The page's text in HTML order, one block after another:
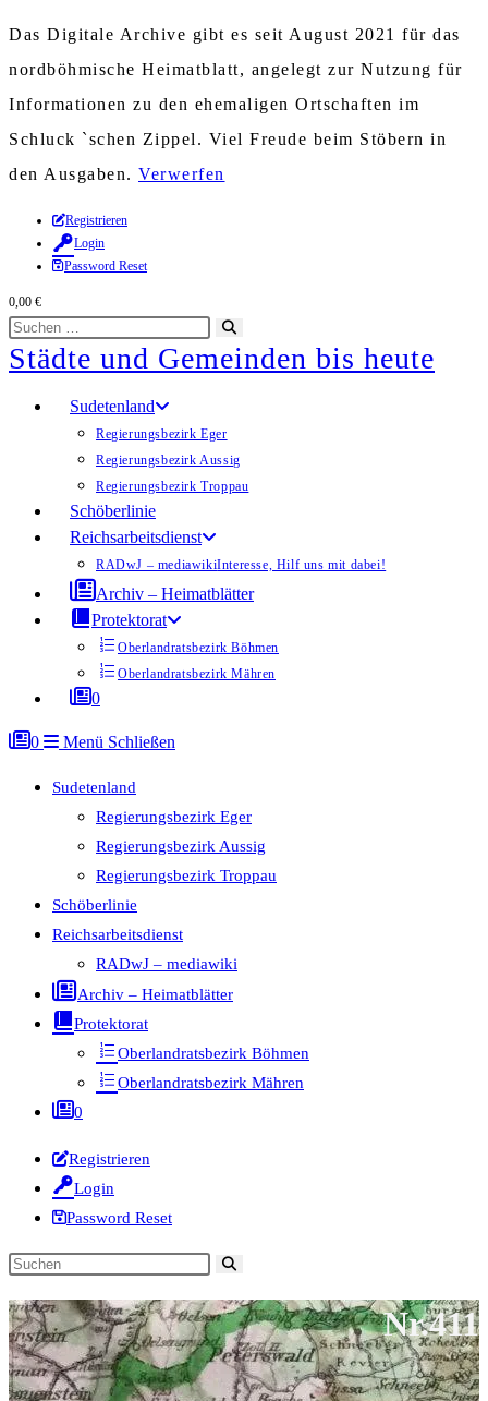
Das Digitale Archive gibt es seit August 2021 für das
nordböhmische Heimatblatt, angelegt zur Nutzung für
Informationen zu den ehemaligen Ortschaften im
Schluck `schen Zippel. Viel Freude beim Stöbern in
den Ausgaben. Verwerfen
Zum
Inhalt
springen
Registrieren
Login
Password Reset
0,00 €
Diese
Website
durchsuchen
starten
Städte und Gemeinden bis heute
Sudetenland
Regierungsbezirk Eger
Regierungsbezirk Aussig
Regierungsbezirk Troppau
Schöberlinie
Reichsarbeitsdienst
RADwJ – mediawikiInteresse, Hilf uns mit dabei!
Archiv – Heimatblätter
Protektorat
Oberlandratsbezirk Böhmen
Oberlandratsbezirk Mähren
0
0 Menü Schließen
Sudetenland
Regierungsbezirk Eger
Regierungsbezirk Aussig
Regierungsbezirk Troppau
Schöberlinie
Reichsarbeitsdienst
RADwJ – mediawiki
Archiv – Heimatblätter
Protektorat
Oberlandratsbezirk Böhmen
Oberlandratsbezirk Mähren
0
Registrieren
Login
Password Reset
Diese
durchsuchen
Nr.411